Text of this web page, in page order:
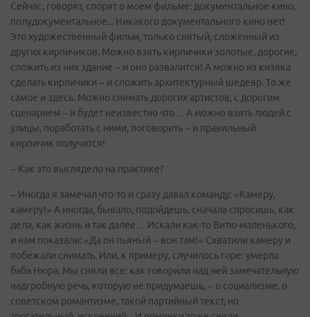
Сейчас, говорят, спорят о моем фильме: документальное кино,
полудокументальное... Никакого документального кино нет!
Это художественный фильм, только снятый, сложенный из
других кирпичиков. Можно взять кирпичики золотые, дорогие,
сложить из них здание – и оно развалится! А можно из кизяка
сделать кирпичики – и сложить архитектурный шедевр. То же
самое и здесь. Можно снимать дорогих артистов, с дорогим
сценарием – и будет неизвестно что… А можно взять людей с
улицы, поработать с ними, поговорить – и правильный
кирпичик получится!
– Как это выглядело на практике?
– Иногда я замечал что-то и сразу давал команду: «Камеру,
камеру!» А иногда, бывало, подойдешь, сначала спросишь, как
дела, как жизнь и так далее… Искали как-то Витю-маленького,
и нам показали: «Да он пьяный – вон там!» Схватили камеру и
побежали снимать. Или, к примеру, случилось горе: умерла
баба Нюра. Мы сняли все: как говорили над ней замечательную
надгробную речь, которую не придумаешь, – о социализме, о
советском романтизме, такой партийный текст, но